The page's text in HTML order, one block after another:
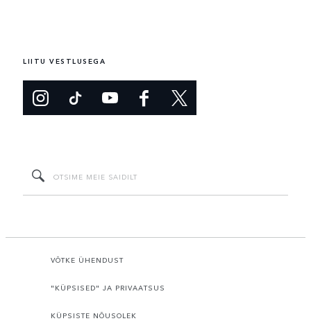
LIITU VESTLUSEGA
VÕTKE ÜHENDUST
"KÜPSISED" JA PRIVAATSUS
KÜPSISTE NÕUSOLEK